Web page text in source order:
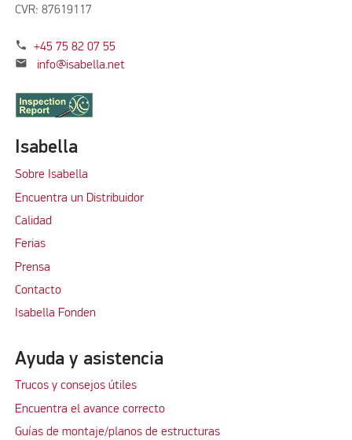
CVR: 87619117
phone +45 75 82 07 55
mail info@isabella.net
Isabella
Sobre Isabella
Encuentra un Distribuidor
Calidad
Ferias
Prensa
Contacto
Isabella Fonden
Ayuda y asistencia
Trucos y consejos útiles
Encuentra el avance correcto
Guías de montaje/planos de estructuras